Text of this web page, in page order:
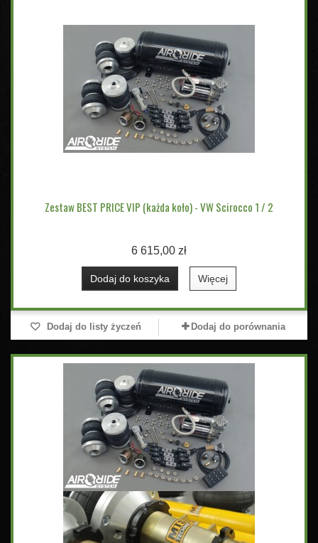
Zestaw BEST PRICE VIP (każda koło) - VW Scirocco 1 / 2
6 615,00 zł
Dodaj do koszyka Więcej
Dodaj do listy życzeń Dodaj do porównania